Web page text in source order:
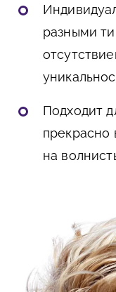
разными
Подходит
прекрасно
на